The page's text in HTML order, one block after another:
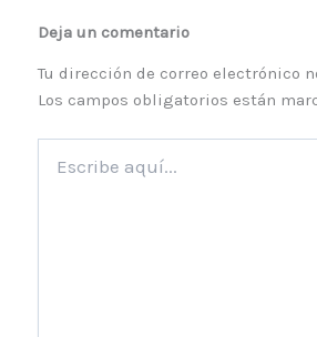
Deja un comentario
Tu dirección de correo electrónico
Los campos obligatorios están
aquí...